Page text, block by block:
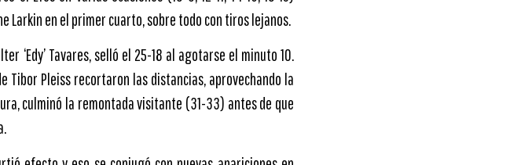
Larkin en el primer cuarto, sobre todo con tiros lejanos.
‘Edy’ Tavares, selló el 25-18 al agotarse el minuto 10.
Tibor Pleiss recortaron las distancias, aprovechando la
culminó la remontada visitante (31-33) antes de que